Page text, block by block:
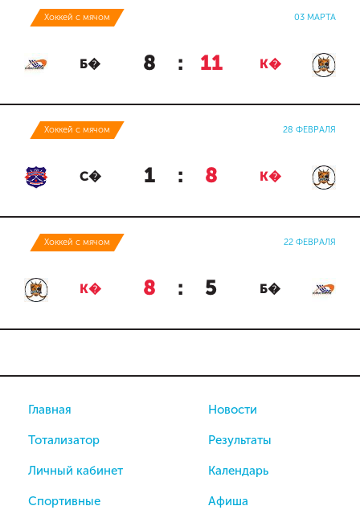
Хоккей с мячом 03 МАРТА
Б� 8 : 11 К�
Хоккей с мячом 28 ФЕВРАЛЯ
С� 1 : 8 К�
Хоккей с мячом 22 ФЕВРАЛЯ
К� 8 : 5 Б�
Главная
Тотализатор
Личный кабинет
Спортивные
Новости
Результаты
Календарь
Афиша